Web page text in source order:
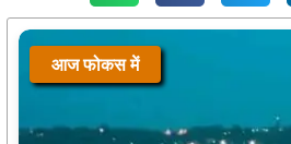
आज फोकस में